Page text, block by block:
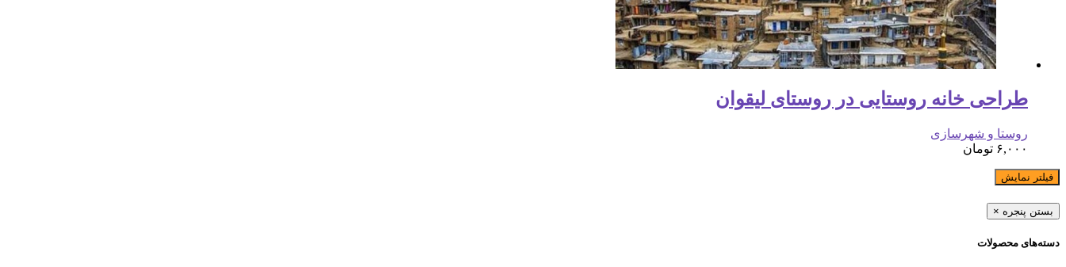
طراحی خانه روستایی در روستای لیقوان
روستا و شهرسازی
۶,۰۰۰ تومان
فیلتر نمایش
بستن پنجره ×
دسته‌های محصولات